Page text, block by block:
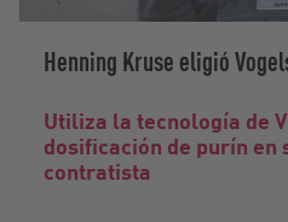
Henning Kruse eligió
Utiliza la tecnología de
dosificación de purín en
contratista